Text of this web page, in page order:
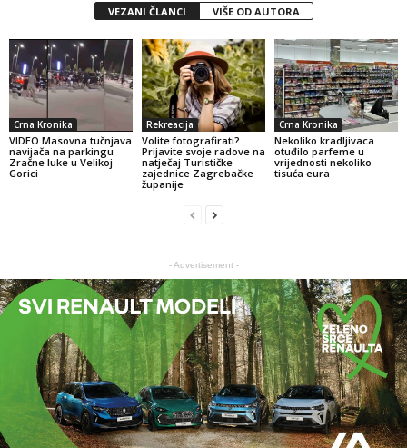
VEZANI ČLANCI VIŠE OD AUTORA
Crna Kronika
VIDEO Masovna tučnjava
navijača na parkingu
Zračne luke u Velikoj
Gorici
Rekreacija
Volite fotografirati?
Prijavite svoje radove na
natječaj Turističke
zajednice Zagrebačke
županije
Crna Kronika
Nekoliko kradljivaca
otuđilo parfeme u
vrijednosti nekoliko
tisuća eura
- Advertisement -